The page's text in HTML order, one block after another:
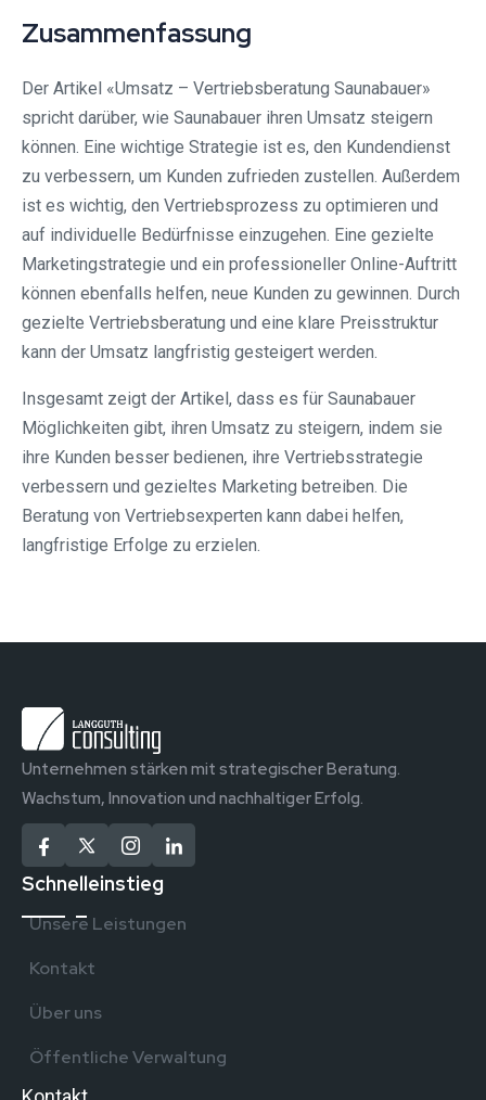
Zusammenfassung
Der Artikel «Umsatz – Vertriebsberatung Saunabauer»
spricht darüber, wie Saunabauer ihren Umsatz steigern
können. Eine wichtige Strategie ist es, den Kundendienst
zu verbessern, um Kunden zufrieden zustellen. Außerdem
ist es wichtig, den Vertriebsprozess zu optimieren und
auf individuelle Bedürfnisse einzugehen. Eine gezielte
Marketingstrategie und ein professioneller Online-Auftritt
können ebenfalls helfen, neue Kunden zu gewinnen. Durch
gezielte Vertriebsberatung und eine klare Preisstruktur
kann der Umsatz langfristig gesteigert werden.
Insgesamt zeigt der Artikel, dass es für Saunabauer
Möglichkeiten gibt, ihren Umsatz zu steigern, indem sie
ihre Kunden besser bedienen, ihre Vertriebsstrategie
verbessern und gezieltes Marketing betreiben. Die
Beratung von Vertriebsexperten kann dabei helfen,
langfristige Erfolge zu erzielen.
Unternehmen stärken mit strategischer Beratung.
Wachstum, Innovation und nachhaltiger Erfolg.
Schnelleinstieg
Unsere Leistungen
Kontakt
Über uns
Öffentliche Verwaltung